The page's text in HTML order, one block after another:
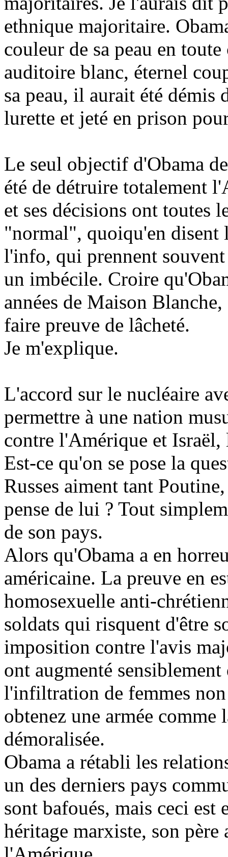
ethnique majoritaire.
couleur de sa peau en
auditoire blanc, éternel
sa peau, il aurait été démis
lurette et jeté en prison
Le seul objectif d'Obama
été de détruire totalement
et ses décisions ont toutes
"normal", quoiqu'en disent
l'info, qui prennent
un imbécile. Croire
années de Maison
faire preuve de lâcheté.
Je m'explique.
L'accord sur le nucléaire
permettre à une nation
contre l'Amérique et
Est-ce qu'on se pose la
Russes aiment tant
pense de lui ? Tout
de son pays.
Alors qu'Obama a en
américaine. La preuve en
homosexuelle anti-
soldats qui risquent d'être
imposition contre l'avis
ont augmenté
l'infiltration de femmes
obtenez une armée
démoralisée.
Obama a rétabli les
un des derniers pays
sont bafoués, mais ceci est
héritage marxiste, son